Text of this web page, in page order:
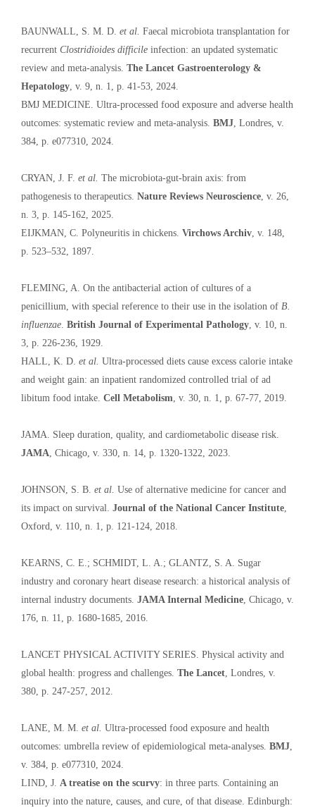
BAUNWALL, S. M. D. et al. Faecal microbiota transplantation for
recurrent Clostridioides difficile infection: an updated systematic
review and meta-analysis. The Lancet Gastroenterology &
Hepatology, v. 9, n. 1, p. 41-53, 2024.
BMJ MEDICINE. Ultra-processed food exposure and adverse health
outcomes: systematic review and meta-analysis. BMJ, Londres, v.
384, p. e077310, 2024.
CRYAN, J. F. et al. The microbiota-gut-brain axis: from
pathogenesis to therapeutics. Nature Reviews Neuroscience, v. 26,
n. 3, p. 145-162, 2025.
EIJKMAN, C. Polyneuritis in chickens. Virchows Archiv, v. 148,
p. 523–532, 1897.
FLEMING, A. On the antibacterial action of cultures of a
penicillium, with special reference to their use in the isolation of B.
influenzae. British Journal of Experimental Pathology, v. 10, n.
3, p. 226-236, 1929.
HALL, K. D. et al. Ultra-processed diets cause excess calorie intake
and weight gain: an inpatient randomized controlled trial of ad
libitum food intake. Cell Metabolism, v. 30, n. 1, p. 67-77, 2019.
JAMA. Sleep duration, quality, and cardiometabolic disease risk.
JAMA, Chicago, v. 330, n. 14, p. 1320-1322, 2023.
JOHNSON, S. B. et al. Use of alternative medicine for cancer and
its impact on survival. Journal of the National Cancer Institute,
Oxford, v. 110, n. 1, p. 121-124, 2018.
KEARNS, C. E.; SCHMIDT, L. A.; GLANTZ, S. A. Sugar
industry and coronary heart disease research: a historical analysis of
internal industry documents. JAMA Internal Medicine, Chicago, v.
176, n. 11, p. 1680-1685, 2016.
LANCET PHYSICAL ACTIVITY SERIES. Physical activity and
global health: progress and challenges. The Lancet, Londres, v.
380, p. 247-257, 2012.
LANE, M. M. et al. Ultra-processed food exposure and health
outcomes: umbrella review of epidemiological meta-analyses. BMJ,
v. 384, p. e077310, 2024.
LIND, J. A treatise on the scurvy: in three parts. Containing an
inquiry into the nature, causes, and cure, of that disease. Edinburgh: